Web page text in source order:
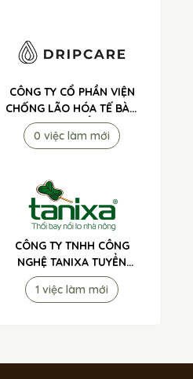
CÔNG TY CỔ PHẦN VIỆN
CHỐNG LÃO HÓA TẾ BÀO
DRIPCARE TUYỂN DỤNG
0 việc làm mới
CÔNG TY TNHH CÔNG
NGHỆ TANIXA TUYỂN
DỤNG
1 việc làm mới